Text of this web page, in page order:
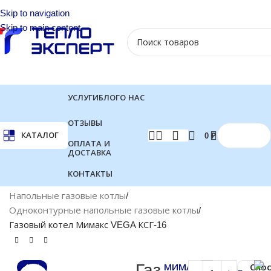
Skip to navigation
Skip to main content
КАТАЛОГ
УСЛУГИБЛОГО НАС
ОТЗЫВЫ
ОПЛАТА И
ДОСТАВКА
КОНТАКТЫ
0 ₽
Напольные газовые котлы
Одноконтурные напольные газовые котлы
Газовый котел Мимакс VEGA КСГ-16
-10% МИМАКС